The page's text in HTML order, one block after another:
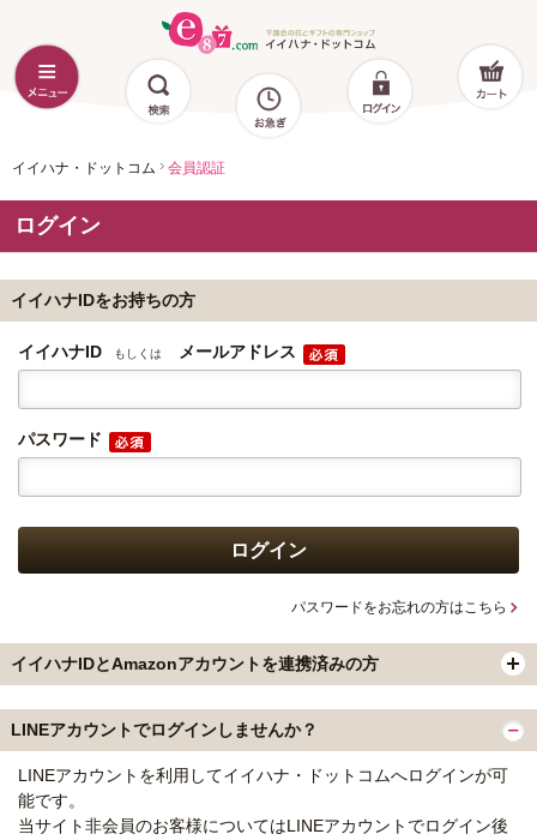
イイハナ・ドットコム 会員認証
ログイン
イイハナIDをお持ちの方
イイハナID もしくは メールアドレス
パスワード
パスワードをお忘れの方はこちら
イイハナIDとAmazonアカウントを連携済みの方
LINEアカウントでログインしませんか？
LINEアカウントを利用してイイハナ・ドットコムへログインが可
能です。
当サイト非会員のお客様についてはLINEアカウントでログイン後